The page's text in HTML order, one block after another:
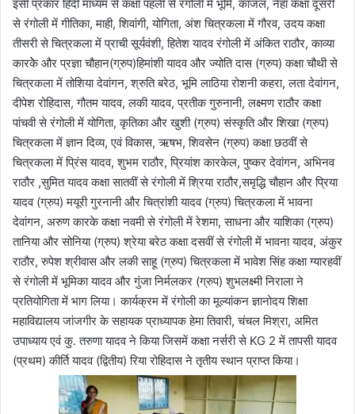
इसी प्रकार हिंदी माध्यम से कक्षा पहली से रंगोली में भूमि, काजल, नेहा कक्षा दूसरी
से रंगोली में गीतिका, माही, शिवांगी, योगिता, अंश चित्रकला में गौरव, उदय कक्षा
तीसरी से चित्रकला में प्राची सूर्यवंशी, हितेश यादव रंगोली में अंकित राठौर, काव्या
कारकेे और प्रज्ञा चौहान(ग्रुप)हिमांशी यादव और ज्योति दास (ग्रुप) कक्षा चौथी से
चित्रकला में तोशिया देवांगन, श्रुति बरेठ, भूमि लाठिया रोशनी कहरा, लता देवांगन,
दीपेश रोहिदास, गौतम यादव, लकी यादव, प्रतीक गुरुनानी, लक्ष्मण राठौर कक्षा
पांचवी से रंगोली में योगिता, कृतिका और खुशी (ग्रुप) संस्कृति और शिखा (ग्रुप)
चित्रकला में ज्ञान दिव्य, एवं विकास, ऋषभ, शिवसेन (ग्रुप) कक्षा छठवीं से
चित्रकला में प्रिंस यादव, शुभम राठौर, प्रियांश कारकेल, पुष्कर देवांगन, अभिनव
राठौर ,सुमित यादव कक्षा सातवीं से रंगोली में श्रिया राठौर,समृद्धि चौहान और प्रिया
यादव (ग्रुप) मयूरी गुरनानी और चित्रांशी यादव (ग्रुप) चित्रकला में भावना
देवांगन, अरुण कारके कक्षा नवमी से रंगोली में रेशमा, साधना और याशिका (ग्रुप)
तानिया और सोनिया (ग्रुप) श्रेया बरेठ कक्षा दसवीं से रंगोली में भावना यादव, अंकुर
राठौर, रुपेश श्रीवास और लकी साहू (ग्रुप) चित्रकला में भावेश सिंह कक्षा ग्यारहवीं
से रंगोली में भूमिका यादव और गुंजा निर्मलकर (ग्रुप) शुभलक्ष्मी निराला ने
प्रतियोगिता में भाग लिया। कार्यक्रम में रंगोली का मूल्यांकन ज्ञानोदय शिक्षा
महाविद्यालय जांजगीर के सहायक प्राध्यापक हेमा तिवारी, चंचल मिश्रा, अमित
उपाध्याय एवं कु. तरुणा यादव ने किया जिसमें कक्षा नर्सरी से KG 2 में तापसी यादव
(प्रथम) कीर्ति यादव (द्वितीय) रिया रोहिदास ने तृतीय स्थान प्राप्त किया।